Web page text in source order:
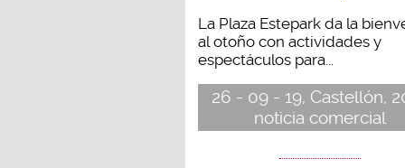
La Plaza Estepark da la
al otoño con actividades y
espectáculos para...
26 - 09 - 19, Castellón,
noticia comercial